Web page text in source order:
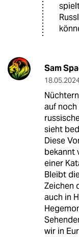
Sam
auf
sieht
Diese
bekannt
einer
Bleibt
Zeichen
auch in
wir in